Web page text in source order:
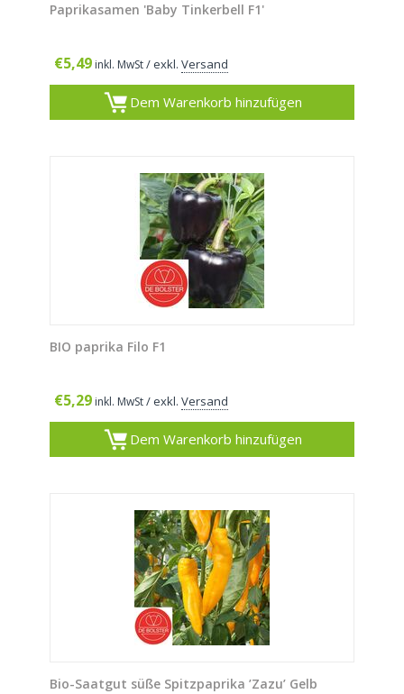
Paprikasamen 'Baby Tinkerbell F1'
€5,49 inkl. MwSt/ exkl. Versand
Dem Warenkorb hinzufügen
BIO paprika Filo F1
€5,29 inkl. MwSt/ exkl. Versand
Dem Warenkorb hinzufügen
Bio-Saatgut süße Spitzpaprika ’Zazu’ Gelb